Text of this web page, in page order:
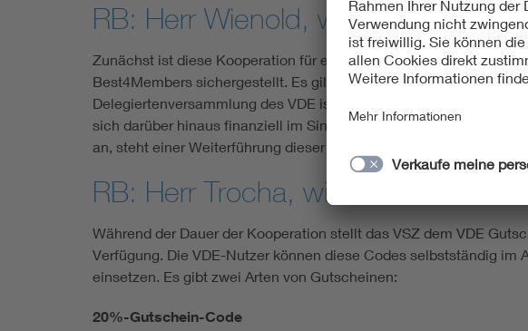
RB: Herr Wienold, wie finanziert
Zunächst ist diese Kooperation für eine Laufzeit bis zum
Best4Members sichergestellt. Es gilt ausschließlich für unsere
Delegierten­ver­sammlung des VDE ist hierzu explizit ein
sich darüber hinaus finanziell im Sinne ihrer Mitglieder
an, steht einer Weiterführung dieser Zusammen­arbeit für die
RB: Herr Trocha, wie sieht das
Während der Dauer der Kooperation stellt das VSZ dem VDE
Verfügung. Die VDE-Nutzer können diese Codes selbstständig
einsetzen. Es gibt zwei Arten von Gutscheinen:
20%-Gutschein-Code